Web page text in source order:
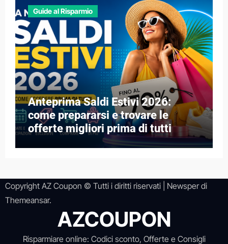
Guide al Risparmio
Anteprima Saldi Estivi 2026:
come prepararsi e trovare le
offerte migliori prima di tutti
Copyright AZ Coupon © Tutti i diritti riservati Newsperdi
Themeansar.
AZCOUPON
Risparmiare online: Codici sconto, Offerte e Consigli